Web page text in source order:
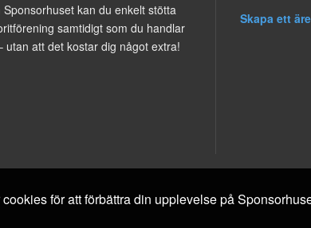
Sponsorhuset kan du enkelt stötta
samtidigt som du handlar
utan att det kostar dig något extra!
Skapa ett
för att förbättra din upplevelse på